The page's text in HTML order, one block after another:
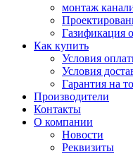
монтаж
Газификация
Как купить
Условия
Условия
Гарантия на
Производители
Контакты
О компании
Новости
Реквизиты